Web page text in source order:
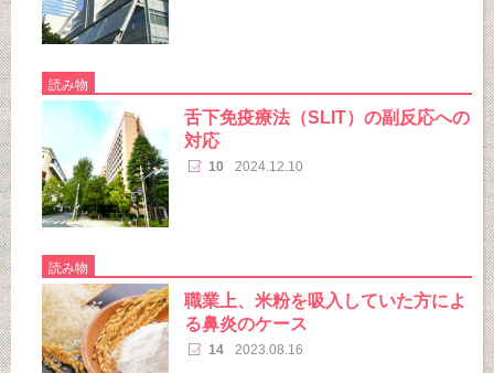
読み物
舌下免疫療法（SLIT）の副反応への
対応
10 2024.12.10
読み物
職業上、米粉を吸入していた方によ
る鼻炎のケース
14 2023.08.16